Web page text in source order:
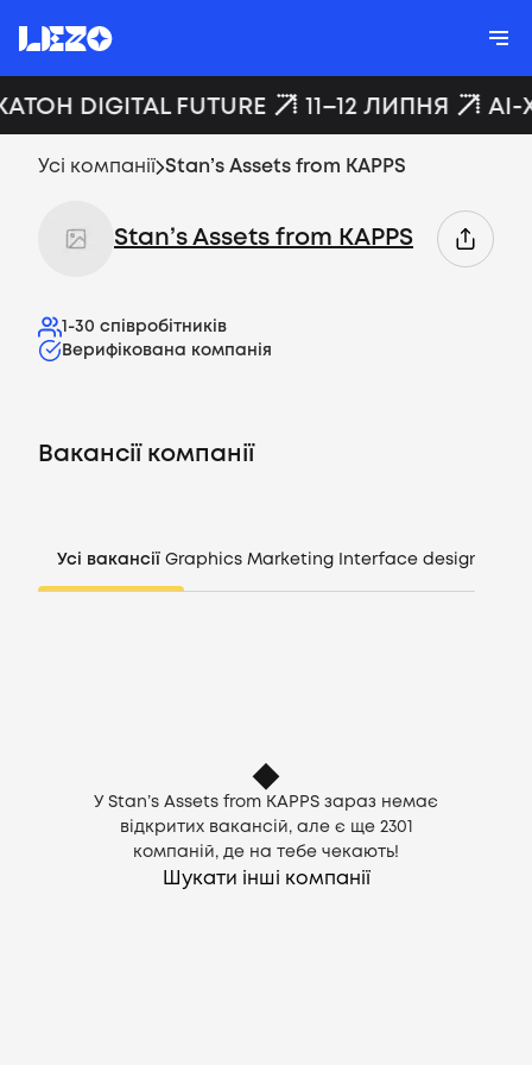
Компанії
DIGITAL FUTURE 11–12 ЛИПНЯ AI-
Усі компанії Stan’s Assets from KAPPS
Stan’s Assets from KAPPS
1-30 співробітників
Верифікована компанія
Вакансії компанії
Усі вакансії Graphics Marketing Interface design
У Stan’s Assets from KAPPS зараз немає
відкритих вакансій, але є ще 2301
компаній, де на тебе чекають!
Шукати інші компанії